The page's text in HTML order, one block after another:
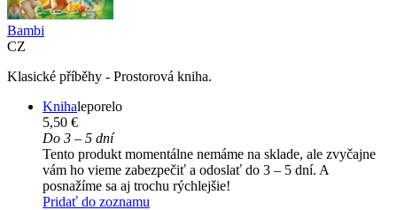
Bambi
CZ
Klasické příběhy - Prostorová kniha.
Knihaleporelo
5,50 €
Do 3 – 5 dní
Tento produkt momentálne nemáme na sklade, ale zvyčajne
vám ho vieme zabezpečiť a odoslať do 3 – 5 dní. A
posnažíme sa aj trochu rýchlejšie!
Pridať do zoznamu